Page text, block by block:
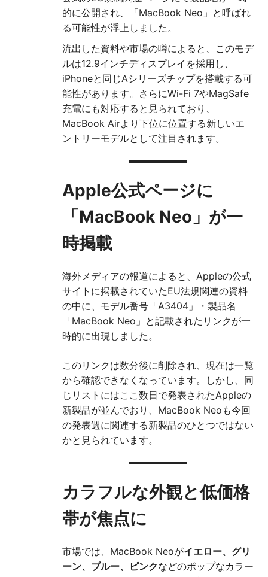
的に公開され、「MacBook Neo」と呼ばれ
る可能性が浮上しました。
流出した資料や市場の噂によると、このモデ
ルは12.9インチディスプレイを採用し、
iPhoneと同じAシリーズチップを搭載する可
能性があります。さらにWi-Fi 7やMagSafe
充電にも対応すると見られており、
MacBook Airより下位に位置する新しいエ
ントリーモデルとして注目されます。
Apple公式ページに
「MacBook Neo」が一
時掲載
海外メディアの報道によると、Appleの公式
サイトに掲載されていたEU法規関連の資料
の中に、モデル番号「A3404」・製品名
「MacBook Neo」と記載されたリンクが一
時的に出現しました。
このリンクは数分後に削除され、現在は一覧
から確認できなくなっています。しかし、同
じリストにはここ数日で発表されたAppleの
新製品が並んでおり、MacBook Neoも今回
の発表週に関連する新製品のひとつではない
かと見られています。
カラフルな外観と低価格
帯が焦点に
市場では、MacBook Neoがイエロー、グリ
ーン、ブルー、ピンクなどのポップなカラー